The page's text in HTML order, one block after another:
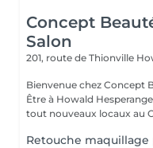
Concept
Salon
201, route de Thionville
Bienvenue chez Concept Beauté L'Expérience
Être à Howald
tout nouveaux locaux au
Retouche